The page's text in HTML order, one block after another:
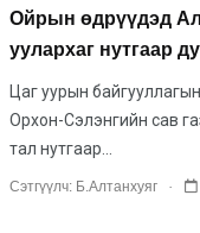
Ойрын өдрүүдэд
уулархаг нутгаар
Цаг уурын
Орхон-Сэлэнгийн сав
тал нутгаар...
Сэтгүүлч: Б.Алтанхуяг .